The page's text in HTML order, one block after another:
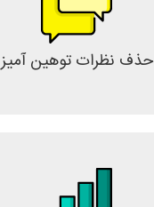
حذف نظرات توهین آمیز